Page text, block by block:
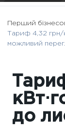
Перший
Тариф 4,32 грн/
можливий
до